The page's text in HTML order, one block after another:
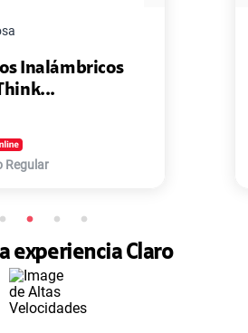
Master G
Pack de 2 Power Bank Mini
Master-G ...
S/
S/168Precio Regular
experiencia Claro